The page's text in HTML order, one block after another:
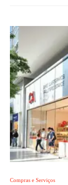
Compras e Serviços